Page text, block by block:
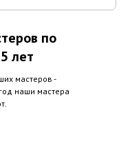
по
лет
мастеров -
наши мастера